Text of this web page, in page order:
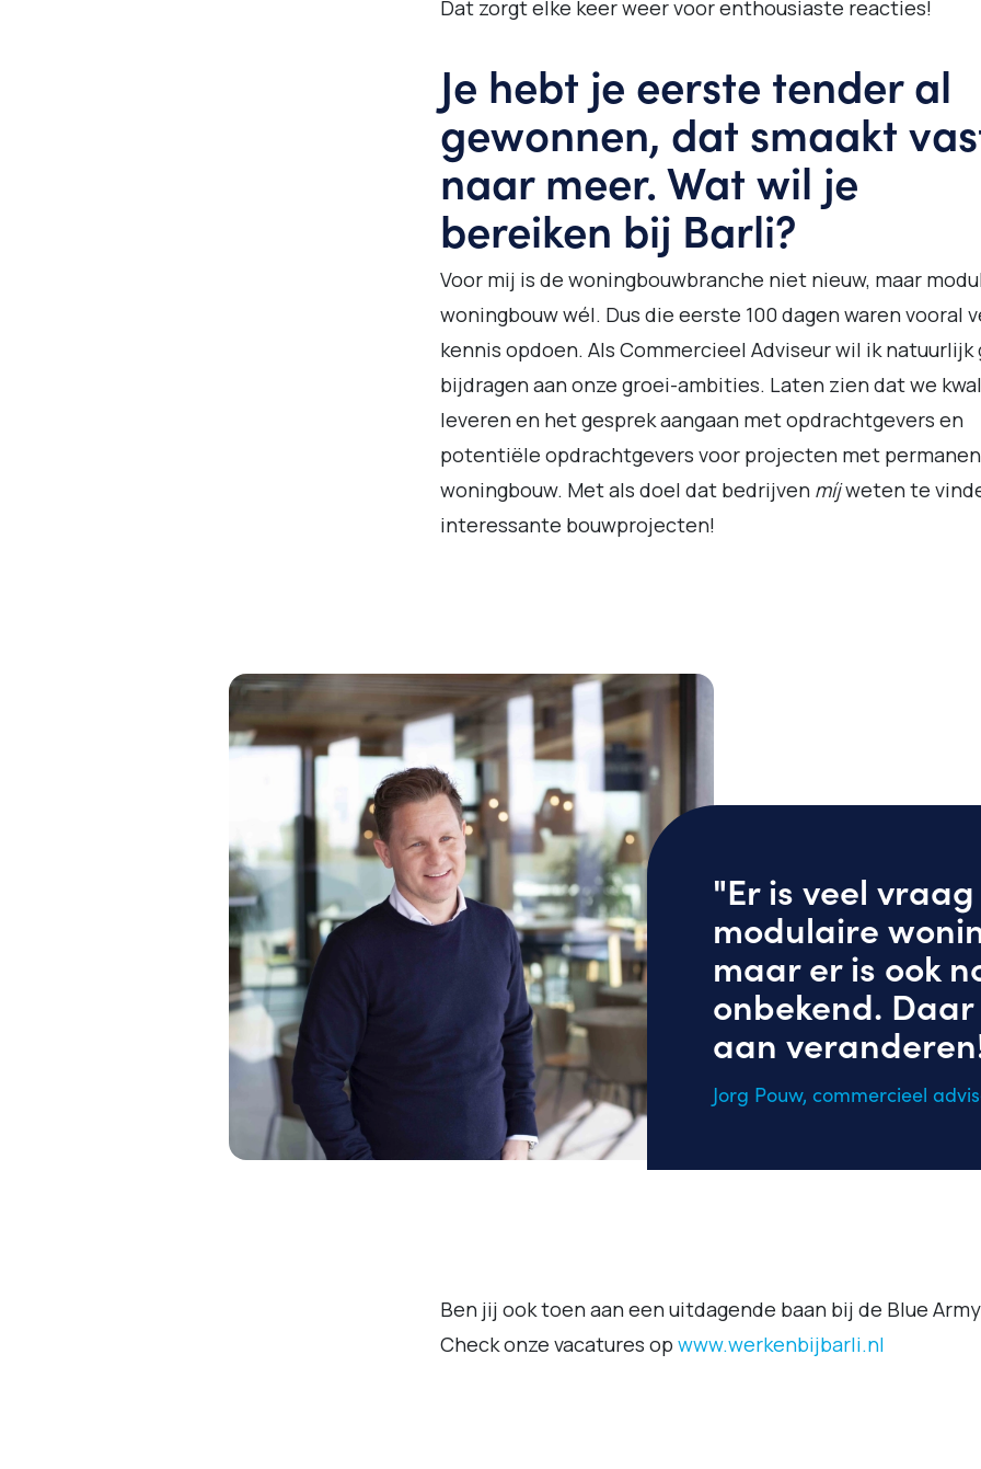
Dat zorgt elke keer weer voor enthousiaste reacties!
Je hebt je eerste tender al
gewonnen, dat smaakt
naar meer. Wat wil je
bereiken bij Barli?
Voor mij is de woningbouwbranche niet nieuw, maar
woningbouw wél. Dus die eerste 100 dagen waren vooral
kennis opdoen. Als Commercieel Adviseur wil ik natuurlijk
bijdragen aan onze groei-ambities. Laten zien dat we
leveren en het gesprek aangaan met opdrachtgevers en
potentiële opdrachtgevers voor projecten met
woningbouw. Met als doel dat bedrijven míjweten te
interessante bouwprojecten!
"Er is veel
modulaire
maar er is ook
onbekend.
aan
Jorg Pouw, commercieel
Ben jij ook toen aan een uitdagende baan bij de Blue
Check onze vacatures op www.werkenbijbarli.nl